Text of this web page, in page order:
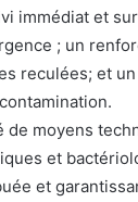
immédiat et
; un
reculées; et
de moyens
et
et